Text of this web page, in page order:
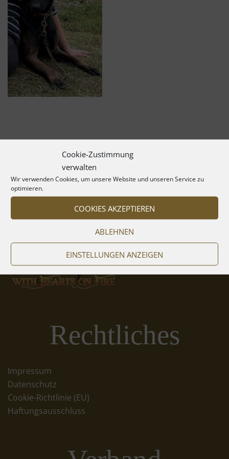
Cookie-Zustimmung
verwalten
Wir verwenden Cookies, um unsere Website und unseren Service zu
optimieren.
COOKIES AKZEPTIEREN
ABLEHNEN
EINSTELLUNGEN ANZEIGEN
Rechtliches
Impressum
Datenschutz
Cookie-Richtlinie (EU)
Haftungsausschluss